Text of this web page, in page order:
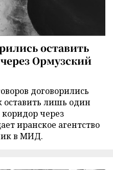
оставить
Ормузский
договорились
оставить лишь один
через
иранское агентство
в МИД.